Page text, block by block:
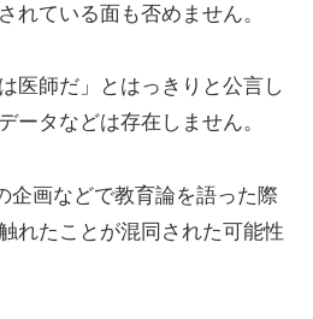
れている面も否めません。
医師だ」とはっきりと公言し
ータなどは存在しません。
企画などで教育論を語った際
れたことが混同された可能性